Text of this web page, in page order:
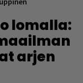
lomalla:
arjen